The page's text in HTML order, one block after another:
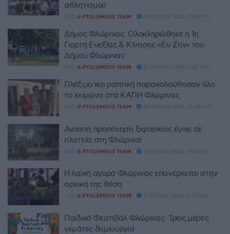
αθλητισμού
ΑΠΌ E-PTOLEMEOS TEAM 22 ΙΟΥΛΊΟΥ 2026, 5:00 ΜΜ
Δήμος Φλώρινας: Ολοκληρώθηκε η 1η
Γιορτή Ευεξίας & Κίνησης «Ευ Ζην» του
Δήμου Φλώρινας
ΑΠΌ E-PTOLEMEOS TEAM 21 ΙΟΥΛΊΟΥ 2026, 6:03 ΜΜ
Πλέξιμο και ραπτική παρακολούθησαν όλο
το χειμώνα στα ΚΑΠΗ Φλώρινας
ΑΠΌ E-PTOLEMEOS TEAM 21 ΙΟΥΛΊΟΥ 2026, 12:00 ΜΜ
Ανοιχτή προπόνηση ξιφασκίας έγινε σε
πλατεία στη Φλώρινα!
ΑΠΌ E-PTOLEMEOS TEAM 17 ΙΟΥΛΊΟΥ 2026, 7:00 ΜΜ
Η λαϊκή αγορά Φλώρινας επανέρχεται στην
αρχική της θέση
ΑΠΌ E-PTOLEMEOS TEAM 17 ΙΟΥΛΊΟΥ 2026, 6:27 ΜΜ
Παιδικό Φεστιβάλ Φλώρινας: Τρεις μέρες
γεμάτες δημιουργία